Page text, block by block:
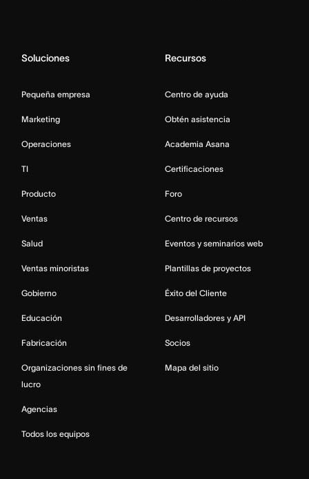
Soluciones
Pequeña empresa
Marketing
Operaciones
TI
Producto
Ventas
Salud
Ventas minoristas
Gobierno
Educación
Fabricación
Organizaciones sin fines de
lucro
Agencias
Todos los equipos
Recursos
Centro de ayuda
Obtén asistencia
Academia Asana
Certificaciones
Foro
Centro de recursos
Eventos y seminarios web
Plantillas de proyectos
Éxito del Cliente
Desarrolladores y API
Socios
Mapa del sitio